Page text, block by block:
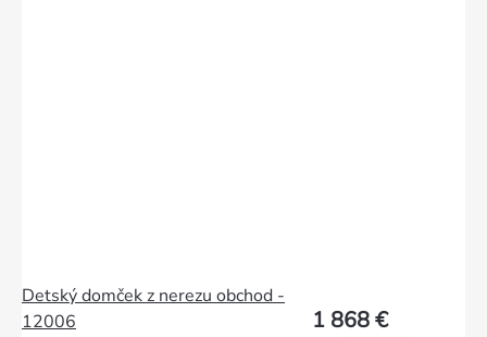
Detský domček z nerezu obchod -
12006
1 868 €